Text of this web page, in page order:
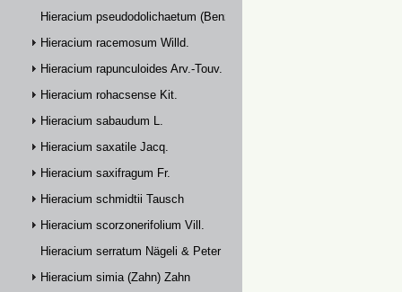
Hieracium pseudodolichaetum (Benz & Zahn) Zahn
Hieracium racemosum Willd.
Hieracium rapunculoides Arv.-Touv.
Hieracium rohacsense Kit.
Hieracium sabaudum L.
Hieracium saxatile Jacq.
Hieracium saxifragum Fr.
Hieracium schmidtii Tausch
Hieracium scorzonerifolium Vill.
Hieracium serratum Nägeli & Peter
Hieracium simia (Zahn) Zahn